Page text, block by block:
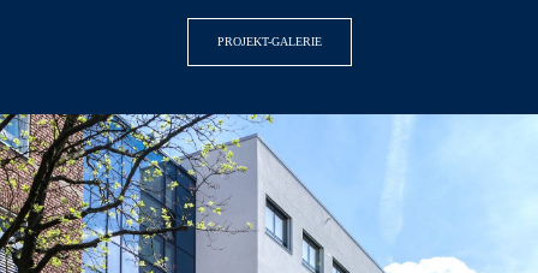
PROJEKT-GALERIE